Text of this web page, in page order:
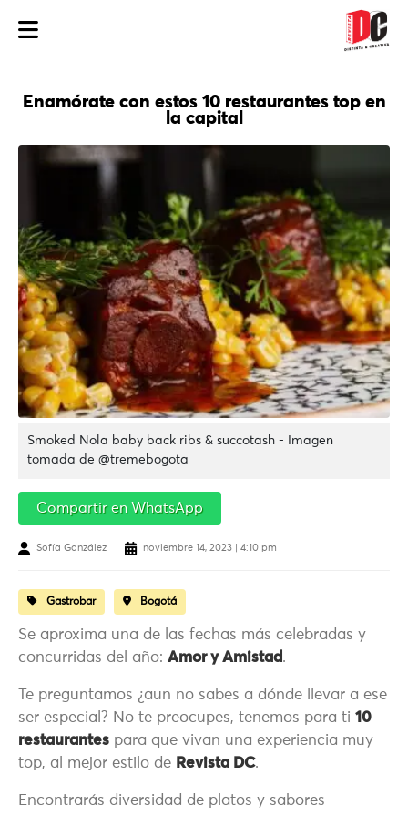
Enamórate con estos 10 restaurantes top en
la capital
Smoked Nola baby back ribs & succotash - Imagen
tomada de @tremebogota
Compartir en WhatsApp
Sofía González noviembre 14, 2023 | 4:10 pm
Gastrobar Bogotá
Se aproxima una de las fechas más celebradas y
concurridas del año: Amor y Amistad.
Te preguntamos ¿aun no sabes a dónde llevar a ese
ser especial? No te preocupes, tenemos para ti 10
restaurantes para que vivan una experiencia muy
top, al mejor estilo de Revista DC.
Encontrarás diversidad de platos y sabores